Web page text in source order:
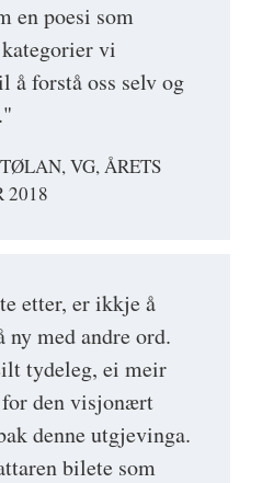
en poesi som
vi
forstå oss selv og
VG, ÅRETS
2018
etter, er ikkje å
med andre ord.
tydeleg, ei meir
den visjonært
denne utgjevinga.
bilete som